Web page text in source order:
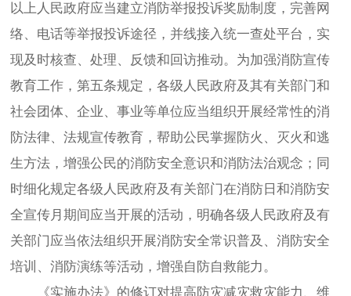
以上人民政府应当建立消防举报投诉奖励制度，完善网
络、电话等举报投诉途径，并线接入统一查处平台，实
现及时核查、处理、反馈和回访推动。为加强消防宣传
教育工作，第五条规定，各级人民政府及其有关部门和
社会团体、企业、事业等单位应当组织开展经常性的消
防法律、法规宣传教育，帮助公民掌握防火、灭火和逃
生方法，增强公民的消防安全意识和消防法治观念；同
时细化规定各级人民政府及有关部门在消防日和消防安
全宣传月期间应当开展的活动，明确各级人民政府及有
关部门应当依法组织开展消防安全常识普及、消防安全
培训、消防演练等活动，增强自防自救能力。
《实施办法》的修订对提高防灾减灾救灾能力、维